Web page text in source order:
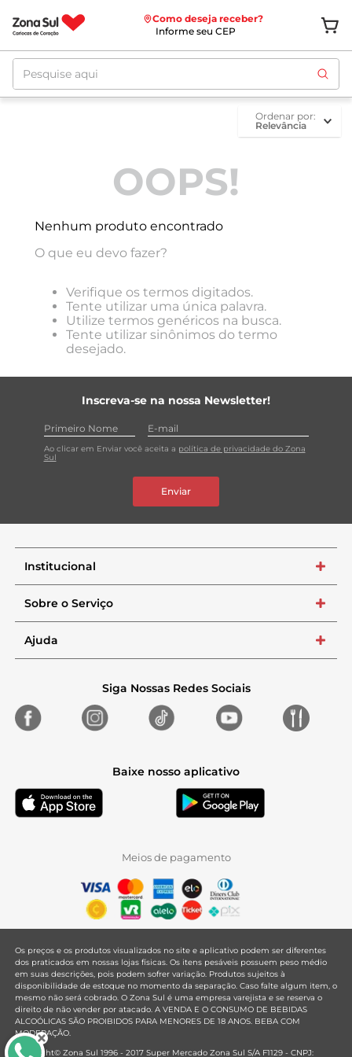
Como deseja receber?
Informe seu CEP
Pesquise aqui
ordenar por
Relevância
OOPS!
Nenhum produto encontrado
O que eu devo fazer?
Verifique os termos digitados.
Tente utilizar uma única palavra.
Utilize termos genéricos na busca.
Tente utilizar sinônimos do termo
desejado.
Inscreva-se na nossa Newsletter!
Ao clicar em Enviar você aceita a política de privacidade do Zona
Sul
Enviar
Institucional +
Sobre o Serviço +
Ajuda +
Siga Nossas Redes Sociais
Baixe nosso aplicativo
Meios de pagamento
Os preços e os produtos visualizados no site e aplicativo podem ser diferentes
dos praticados em nossas lojas físicas. Os itens pesáveis possuem peso médio
em suas descrições, pois podem sofrer variação. Produtos sujeitos à
disponibilidade de estoque no momento da separação. Caso falte algum item, o
mesmo não será cobrado. O Zona Sul é uma empresa varejista e se reserva o
direito de não vender por atacado. A VENDA E O CONSUMO DE BEBIDAS
ALCOÓLICAS SÃO PROIBIDOS PARA MENORES DE 18 ANOS. BEBA COM
MODERAÇÃO.
Copyright© Zona Sul 1996 - 2017 Super Mercado Zona Sul S/A F1129 - CNPJ: